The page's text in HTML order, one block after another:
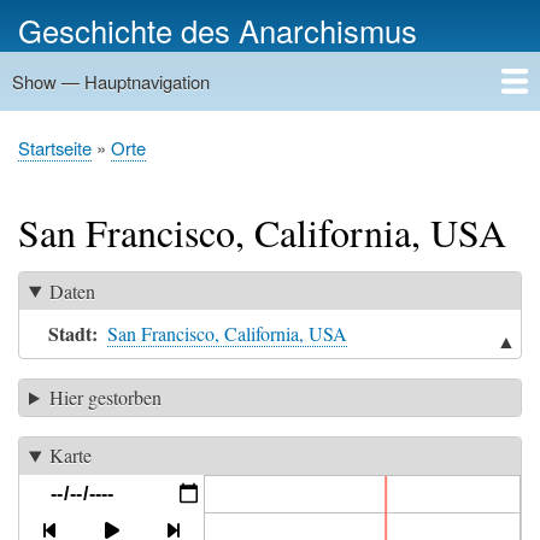
zum
Geschichte des Anarchismus
Hauptnavigation
Show — Hauptnavigation
Startseite
Geschichte
Personen
Gruppierungen
Ereignisse
Zeitungen
Schriftenreihen
Verlage
Treffpunkte
Rundwege
Orte
Bilder
Kategorien
Pfadnavigation
Startseite Orte
San Francisco, California, USA
Daten
Stadt San Francisco, California, USA ▲
Hier gestorben
Karte